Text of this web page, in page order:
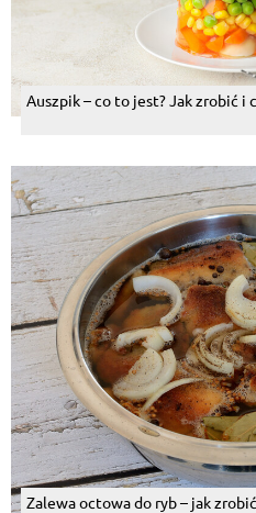
Auszpik – co to jest? Jak zrobić i
Zalewa octowa do ryb – jak